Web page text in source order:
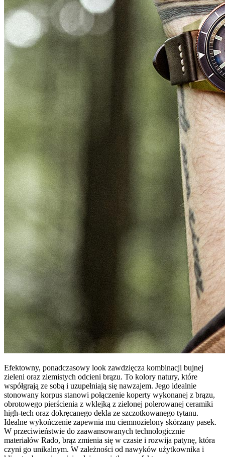
Efektowny, ponadczasowy look zawdzięcza kombinacji bujnej
zieleni oraz ziemistych odcieni brązu. To kolory natury, które
współgrają ze sobą i uzupełniają się nawzajem. Jego idealnie
stonowany korpus stanowi połączenie koperty wykonanej z brązu,
obrotowego pierścienia z wklejką z zielonej polerowanej ceramiki
high-tech oraz dokręcanego dekla ze szczotkowanego tytanu.
Idealne wykończenie zapewnia mu ciemnozielony skórzany pasek.
W przeciwieństwie do zaawansowanych technologicznie
materiałów Rado, brąz zmienia się w czasie i rozwija patynę, która
czyni go unikalnym. W zależności od nawyków użytkownika i